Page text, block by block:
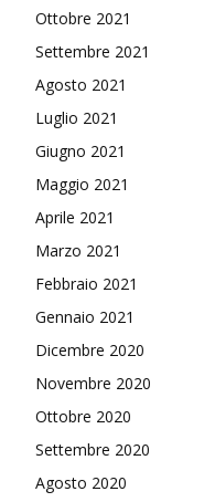
Ottobre 2021
Settembre 2021
Agosto 2021
Luglio 2021
Giugno 2021
Maggio 2021
Aprile 2021
Marzo 2021
Febbraio 2021
Gennaio 2021
Dicembre 2020
Novembre 2020
Ottobre 2020
Settembre 2020
Agosto 2020